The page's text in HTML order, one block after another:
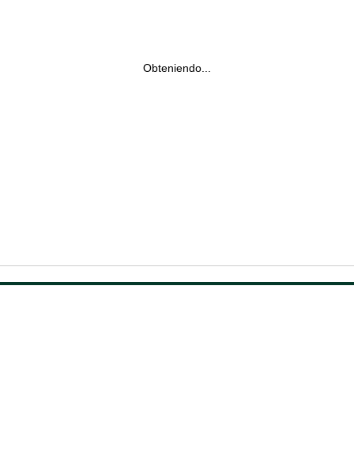
Obteniendo...